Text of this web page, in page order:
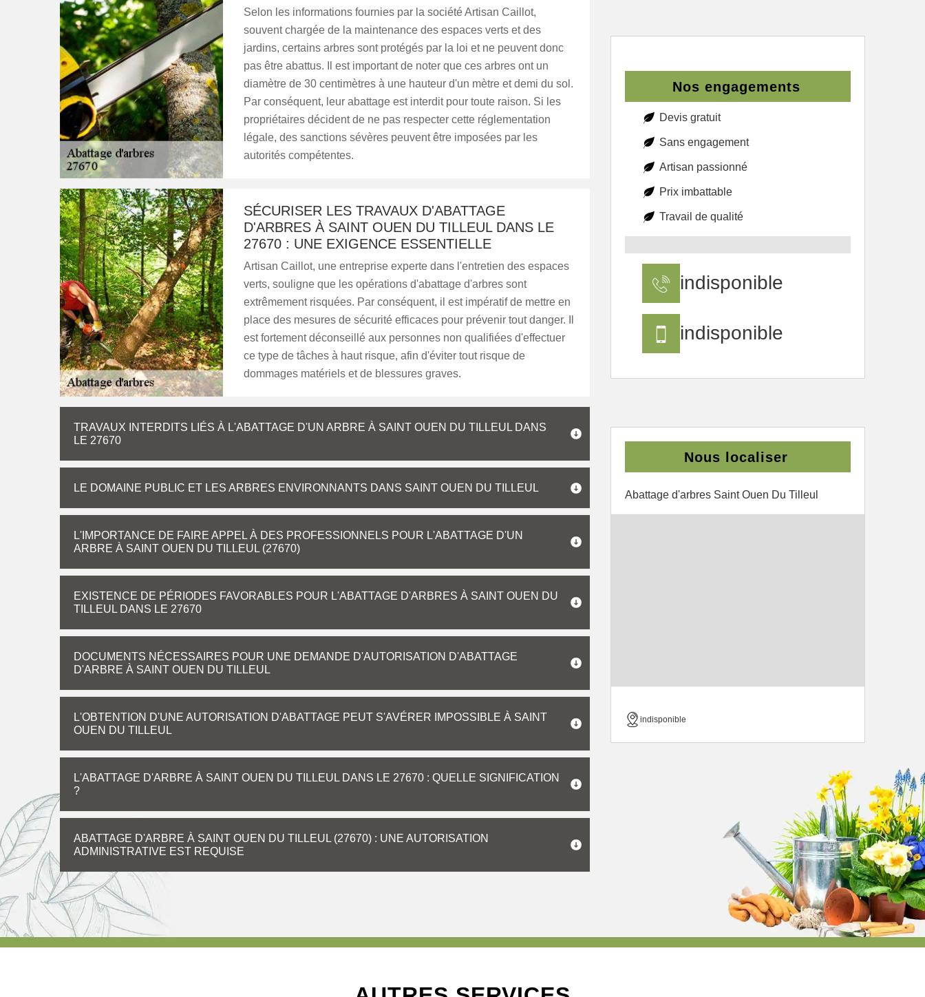
Selon les informations fournies par la société Artisan Caillot,
souvent chargée de la maintenance des espaces verts et des
jardins, certains arbres sont protégés par la loi et ne peuvent donc
pas être abattus. Il est important de noter que ces arbres ont un
diamètre de 30 centimètres à une hauteur d'un mètre et demi du sol.
Par conséquent, leur abattage est interdit pour toute raison. Si les
propriétaires décident de ne pas respecter cette réglementation
légale, des sanctions sévères peuvent être imposées par les
autorités compétentes.
SÉCURISER LES TRAVAUX D'ABATTAGE
D'ARBRES À SAINT OUEN DU TILLEUL DANS LE
27670 : UNE EXIGENCE ESSENTIELLE
Artisan Caillot, une entreprise experte dans l'entretien des espaces
verts, souligne que les opérations d'abattage d'arbres sont
extrêmement risquées. Par conséquent, il est impératif de mettre en
place des mesures de sécurité efficaces pour prévenir tout danger. Il
est fortement déconseillé aux personnes non qualifiées d'effectuer
ce type de tâches à haut risque, afin d'éviter tout risque de
dommages matériels et de blessures graves.
TRAVAUX INTERDITS LIÉS À L'ABATTAGE D'UN ARBRE À SAINT OUEN DU TILLEUL DANS
LE 27670
LE DOMAINE PUBLIC ET LES ARBRES ENVIRONNANTS DANS SAINT OUEN DU TILLEUL
L'IMPORTANCE DE FAIRE APPEL À DES PROFESSIONNELS POUR L'ABATTAGE D'UN
ARBRE À SAINT OUEN DU TILLEUL (27670)
EXISTENCE DE PÉRIODES FAVORABLES POUR L'ABATTAGE D'ARBRES À SAINT OUEN DU
TILLEUL DANS LE 27670
DOCUMENTS NÉCESSAIRES POUR UNE DEMANDE D'AUTORISATION D'ABATTAGE
D'ARBRE À SAINT OUEN DU TILLEUL
L'OBTENTION D'UNE AUTORISATION D'ABATTAGE PEUT S'AVÉRER IMPOSSIBLE À SAINT
OUEN DU TILLEUL
L'ABATTAGE D'ARBRE À SAINT OUEN DU TILLEUL DANS LE 27670 : QUELLE SIGNIFICATION
?
ABATTAGE D'ARBRE À SAINT OUEN DU TILLEUL (27670) : UNE AUTORISATION
ADMINISTRATIVE EST REQUISE
Nos engagements
Devis gratuit
Sans engagement
Artisan passionné
Prix imbattable
Travail de qualité
indisponible
indisponible
Nous localiser
Abattage d'arbres Saint Ouen Du Tilleul
indisponible